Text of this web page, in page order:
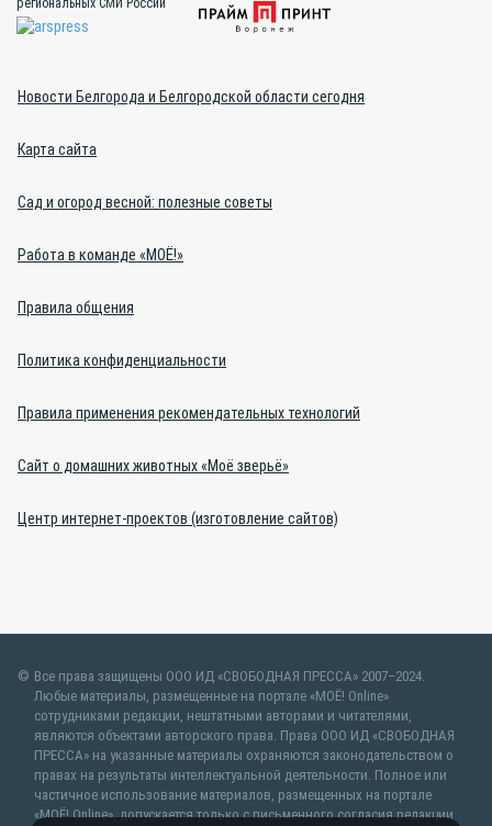
региональных СМИ России
Новости Белгорода и Белгородской области сегодня
Карта сайта
Сад и огород весной: полезные советы
Работа в команде «МОЁ!»
Правила общения
Политика конфиденциальности
Правила применения рекомендательных технологий
Сайт о домашних животных «Моё зверьё»
Центр интернет-проектов (изготовление сайтов)
Все права защищены ООО ИД «СВОБОДНАЯ ПРЕССА» 2007–2024.
Любые материалы, размещенные на портале «МОЁ! Online»
сотрудниками редакции, нештатными авторами и читателями,
являются объектами авторского права. Права ООО ИД «СВОБОДНАЯ
ПРЕССА» на указанные материалы охраняются законодательством о
правах на результаты интеллектуальной деятельности. Полное или
частичное использование материалов, размещенных на портале
«МОЁ! Online», допускается только с письменного согласия редакции